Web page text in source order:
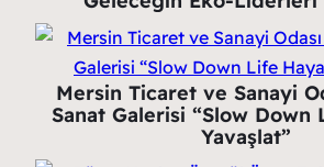
Mersin Ticaret ve Sanayi
Sanat Galerisi “Slow Down
Yavaşlat”